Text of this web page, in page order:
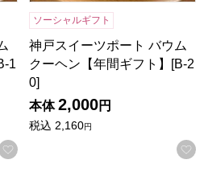
1
お気に入りに登録する
ソーシャルギフト
神戸スイーツポート バウム
クーヘン【年間ギフト】[B-2
0]
本体 2,000円
税込 2,160円